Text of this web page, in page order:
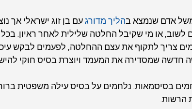
אדם שנמצא בהליך מדורג עם בן זוג ישראלי אך
או מי שקיבל החלטה שלילית לאחר ראיון.
צריך לתקוף את עצם ההחלטה, לפעמים לבקש
חדשה שמסדירה את המעמד ויוצרת בסיס חוקי
בסיסמאות. נלחמים על בסיס עילה משפטית
הרשות.